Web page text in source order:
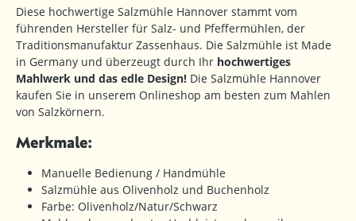
Diese hochwertige Salzmühle Hannover stammt vom
führenden Hersteller für Salz- und Pfeffermühlen, der
Traditionsmanufaktur Zassenhaus. Die Salzmühle ist Made
in Germany und überzeugt durch Ihr hochwertiges
Mahlwerk und das edle Design! Die Salzmühle Hannover
kaufen Sie in unserem Onlineshop am besten zum Mahlen
von Salzkörnern.
Merkmale:
Manuelle Bedienung / Handmühle
Salzmühle aus Olivenholz und Buchenholz
Farbe: Olivenholz/Natur/Schwarz